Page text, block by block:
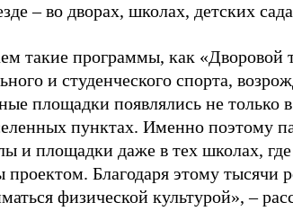
– во дворах, школах, детских
такие программы, как «Дворовой
и студенческого спорта,
площадки появлялись не только
пунктах. Именно поэтому
и площадки даже в тех школах,
проектом. Благодаря этому тысячи
физической культурой», –